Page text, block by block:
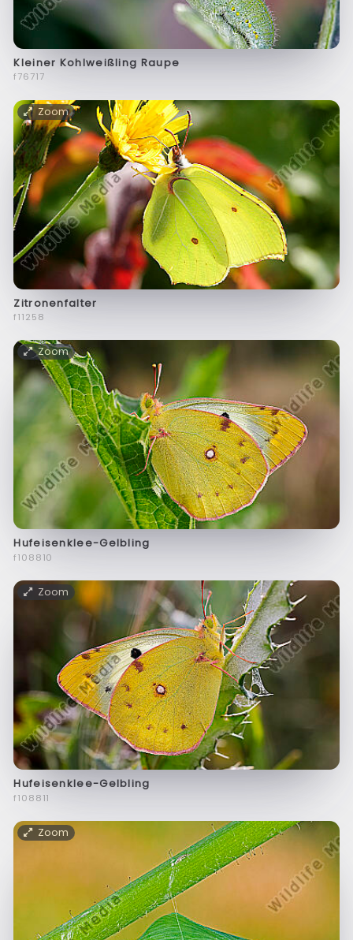
Kleiner Kohlweißling Raupe
f76717
Zoom
Zitronenfalter
f11258
Zoom
Hufeisenklee-Gelbling
f108810
Zoom
Hufeisenklee-Gelbling
f108811
Zoom